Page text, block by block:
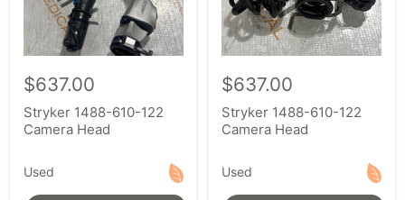
$637.00
Stryker 1488-610-122
Camera Head
Used
$637.00
Stryker 1488-610-122
Camera Head
Used